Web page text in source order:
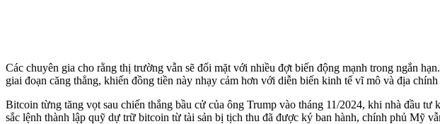
Các chuyên gia cho rằng thị trường vẫn sẽ đối mặt với nhiều đợt biến động mạnh trong ngắn
giai đoạn căng thẳng, khiến đồng tiền này nhạ‌y cả‌m hơn với diễn biến kinh tế vĩ mô và địa chính
Bitcoin từng tăng vọt sau chiến thắng bầu cử của ông Trump vào tháng 11/2024, khi nhà đầu
sắc lệnh thành lập quỹ dự trữ bitcoin từ tài sản bị tịch thu đã được ký ban hành, chính phủ Mỹ